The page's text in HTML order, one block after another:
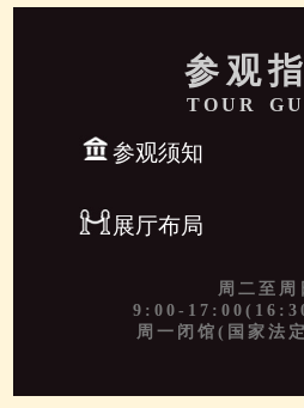
参观
TOUR
参观须知
展厅布局
周二至周
9:00-
周一闭馆(国家法